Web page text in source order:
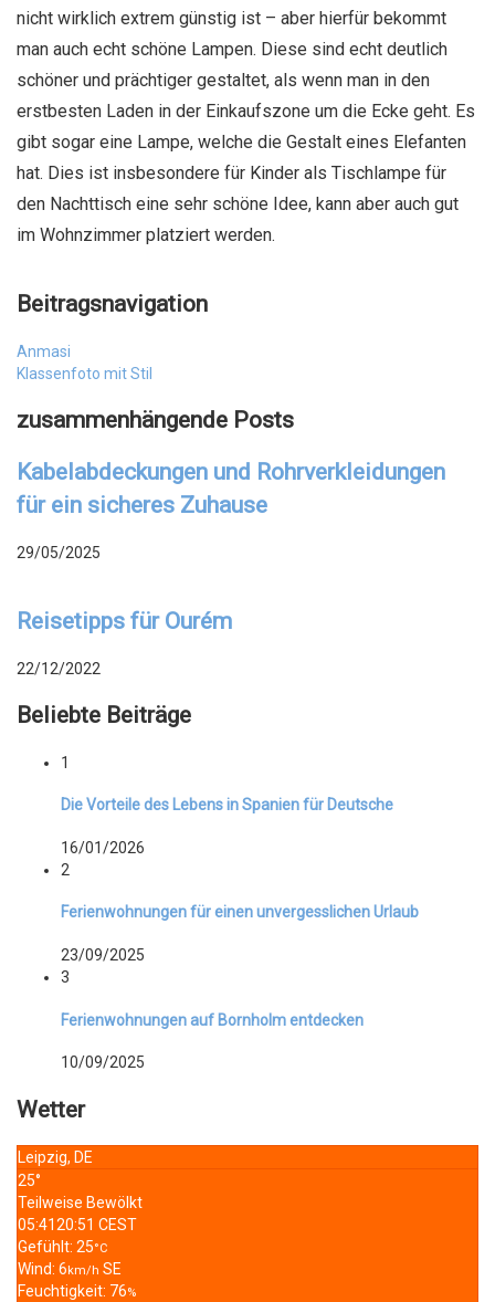
nicht wirklich extrem günstig ist – aber hierfür bekommt
man auch echt schöne Lampen. Diese sind echt deutlich
schöner und prächtiger gestaltet, als wenn man in den
erstbesten Laden in der Einkaufszone um die Ecke geht. Es
gibt sogar eine Lampe, welche die Gestalt eines Elefanten
hat. Dies ist insbesondere für Kinder als Tischlampe für
den Nachttisch eine sehr schöne Idee, kann aber auch gut
im Wohnzimmer platziert werden.
Beitragsnavigation
Anmasi
Klassenfoto mit Stil
zusammenhängende Posts
Kabelabdeckungen und Rohrverkleidungen
für ein sicheres Zuhause
29/05/2025
Reisetipps für Ourém
22/12/2022
Beliebte Beiträge
1
Die Vorteile des Lebens in Spanien für Deutsche
16/01/2026
2
Ferienwohnungen für einen unvergesslichen Urlaub
23/09/2025
3
Ferienwohnungen auf Bornholm entdecken
10/09/2025
Wetter
Leipzig, DE
25°
Teilweise Bewölkt
05:4120:51 CEST
Gefühlt: 25°C
Wind: 6 km/h SE
Feuchtigkeit: 76%